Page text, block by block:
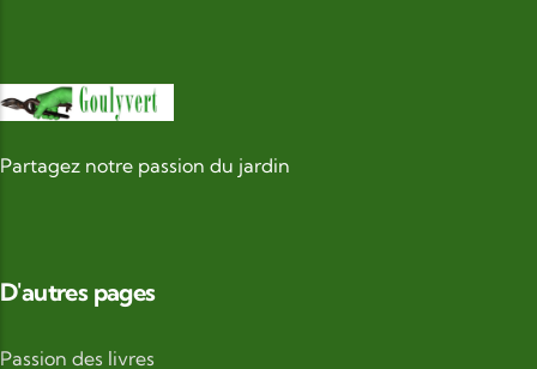
Partagez notre passion du jardin
D'autres pages
Passion des livres